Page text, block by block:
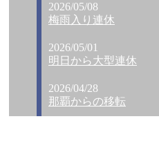
2026/05/08
梅雨入り連休
2026/05/01
明日から大型連休
2026/04/28
那覇からの移転